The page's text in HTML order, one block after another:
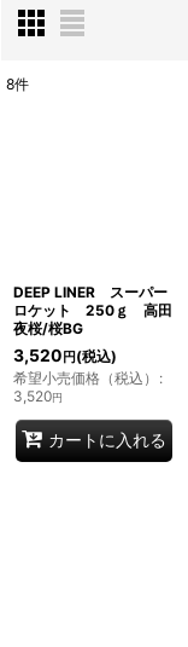
8件
DEEP LINER スーパー
ロケット 250ｇ 高田
夜桜/桜BG
3,520 円 (税込)
希望小売価格（税込） :
3,520円
カートに入れる